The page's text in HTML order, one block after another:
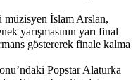
müzisyen İslam Arslan,
yarışmasının yarı final
göstererek finale kalma
Popstar Alaturka